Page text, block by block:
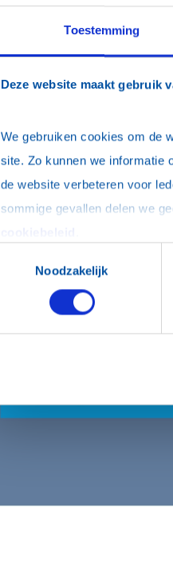
Toestemming
Deze website maakt gebruik
We gebruiken cookies om de
site. Zo kunnen we informatie
de website verbeteren voor
Noodzakelijk